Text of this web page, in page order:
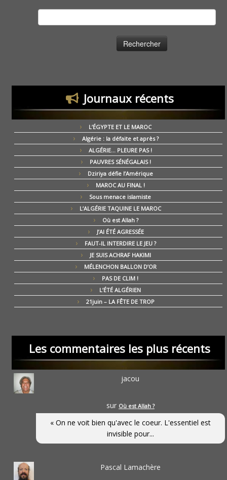
Journaux récents
L’ÉGYPTE ET LE MAROC
Algérie : la défaite et après ?
ALGÉRIE… PLEURE PAS !
PAUVRES SÉNÉGALAIS !
Dziriya défie l’Amérique
MAROC AU FINAL !
Sous menace islamiste
L’ALGÉRIE TAQUINE LE MAROC
Où est Allah ?
J’AI ÉTÉ AGRESSÉE
FAUT-IL INTERDIRE LE JEU ?
JE SUIS ACHRAF HAKIMI
MÉLENCHON BALLON D’OR
PAS DE CLIM !
L’ÉTÉ ALGÉRIEN
21juin – LA FÊTE DE TROP
Les commentaires les plus récents
jacou
sur Où est Allah ?
« On ne voit bien qu'avec le coeur. L'essentiel est
invisible pour...
Pascal Lamachère